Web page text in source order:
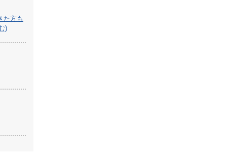
た方も
)